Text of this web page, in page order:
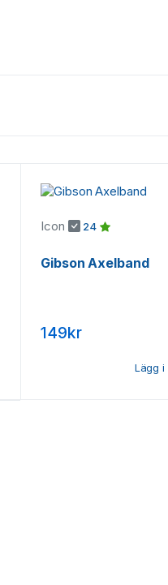
Icon 24
Gibson Axelband
149kr
Lägg i